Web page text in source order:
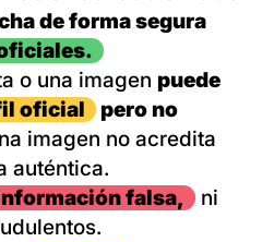
de forma segura
o una imagen puede
oficial
pero no
imagen no acredita
auténtica.
falsa,
ni